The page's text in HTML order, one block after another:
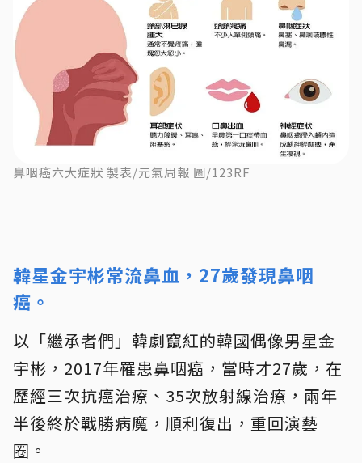
鼻咽癌六大症狀 製表/元氣周報 圖/123RF
韓星金宇彬常流鼻血，27歲發現鼻咽
癌。
以「繼承者們」韓劇竄紅的韓國偶像男星金
宇彬，2017年罹患鼻咽癌，當時才27歲，在
歷經三次抗癌治療、35次放射線治療，兩年
半後終於戰勝病魔，順利復出，重回演藝
圈。